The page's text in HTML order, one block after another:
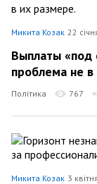
Микита Козак 22
Выплаты «под
проблема не
Політика 767
Микита Козак 3